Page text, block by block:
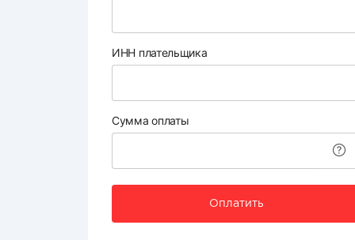
ИНН плательщика
Сумма оплаты
Оплатить